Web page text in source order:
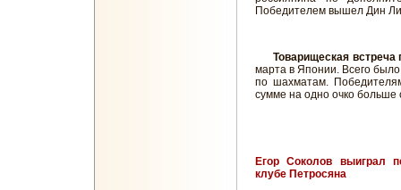
Победителем вышел Дин
Товарищеская
марта в Японии. Всего
по шахматам.
сумме на одно очко больше
Егор Соколов выиграл
клубе Петросяна